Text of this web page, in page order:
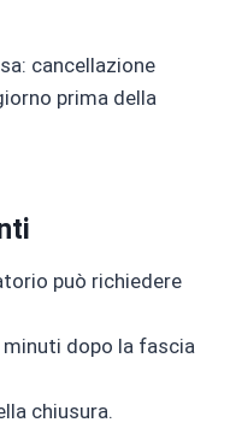
cancellazione
prima della
può richiedere
dopo la fascia
chiusura.